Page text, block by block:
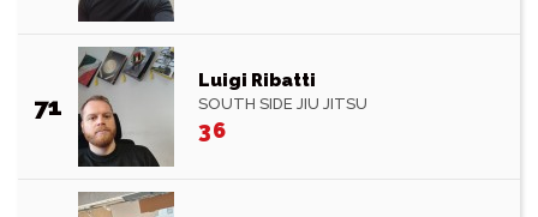
71
Luigi Ribatti
SOUTH SIDE JIU JITSU
36